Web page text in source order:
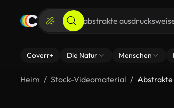
Coverr+ Die Natur Menschen
Heim Stock-Videomaterial Abstrakte